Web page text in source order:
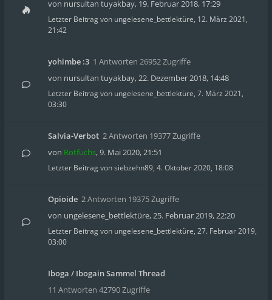
von nursultan tuyakbay, 19. Februar 2018, 17:29
Letzter Beitrag von ungelesene_bettlektüre, 12. März 2021,
21:42
yohimbe :3 1 Antworten 26952 Zugriffe
von nursultan tuyakbay,22. Dezember 2018, 14:48
Letzter Beitrag von ungelesene_bettlektüre, 7. März 2021,
03:30
Salvia-Verbot 2 Antworten 19377 Zugriffe
von Rotfuchs,9. Mai 2020, 21:51
Letzter Beitrag vonsiebzehn89, 4. Oktober 2020, 18:08
Opioide 2 Antworten 19375 Zugriffe
von ungelesene_bettlektüre,25. Februar 2019, 22:20
Letzter Beitrag von ungelesene_bettlektüre, 27. Februar 2019,
03:00
Iboga / Ibogain Sammel Thread
11 Antworten 42790 Zugriffe